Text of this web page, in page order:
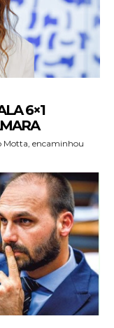
6×1
Motta, encaminhou